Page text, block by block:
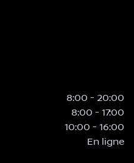
8:00 - 20:00
8:00 - 17:00
10:00 - 16:00
En ligne